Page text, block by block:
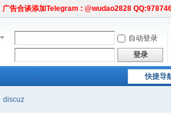
广告合谈添加Telegram : @wudao2828
自动登录
登录
快捷导
discuz